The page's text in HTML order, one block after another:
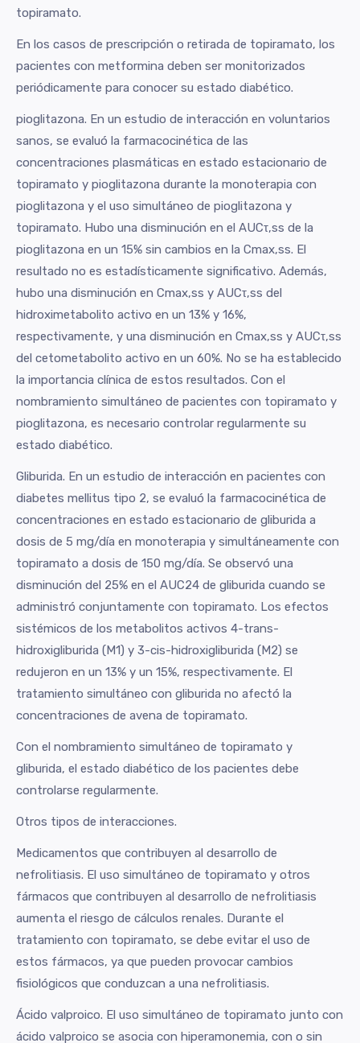
topiramato.
En los casos de prescripción o retirada de topiramato, los
pacientes con metformina deben ser monitorizados
periódicamente para conocer su estado diabético.
pioglitazona. En un estudio de interacción en voluntarios
sanos, se evaluó la farmacocinética de las
concentraciones plasmáticas en estado estacionario de
topiramato y pioglitazona durante la monoterapia con
pioglitazona y el uso simultáneo de pioglitazona y
topiramato. Hubo una disminución en el AUCτ,ss de la
pioglitazona en un 15% sin cambios en la Cmax,ss. El
resultado no es estadísticamente significativo. Además,
hubo una disminución en Cmax,ss y AUCτ,ss del
hidroximetabolito activo en un 13% y 16%,
respectivamente, y una disminución en Cmax,ss y AUCτ,ss
del cetometabolito activo en un 60%. No se ha establecido
la importancia clínica de estos resultados. Con el
nombramiento simultáneo de pacientes con topiramato y
pioglitazona, es necesario controlar regularmente su
estado diabético.
Gliburida. En un estudio de interacción en pacientes con
diabetes mellitus tipo 2, se evaluó la farmacocinética de
concentraciones en estado estacionario de gliburida a
dosis de 5 mg/día en monoterapia y simultáneamente con
topiramato a dosis de 150 mg/día. Se observó una
disminución del 25% en el AUC24 de gliburida cuando se
administró conjuntamente con topiramato. Los efectos
sistémicos de los metabolitos activos 4-trans-
hidroxigliburida (M1) y 3-cis-hidroxigliburida (M2) se
redujeron en un 13% y un 15%, respectivamente. El
tratamiento simultáneo con gliburida no afectó la
concentraciones de avena de topiramato.
Con el nombramiento simultáneo de topiramato y
gliburida, el estado diabético de los pacientes debe
controlarse regularmente.
Otros tipos de interacciones.
Medicamentos que contribuyen al desarrollo de
nefrolitiasis. El uso simultáneo de topiramato y otros
fármacos que contribuyen al desarrollo de nefrolitiasis
aumenta el riesgo de cálculos renales. Durante el
tratamiento con topiramato, se debe evitar el uso de
estos fármacos, ya que pueden provocar cambios
fisiológicos que conduzcan a una nefrolitiasis.
Ácido valproico. El uso simultáneo de topiramato junto con
ácido valproico se asocia con hiperamonemia, con o sin